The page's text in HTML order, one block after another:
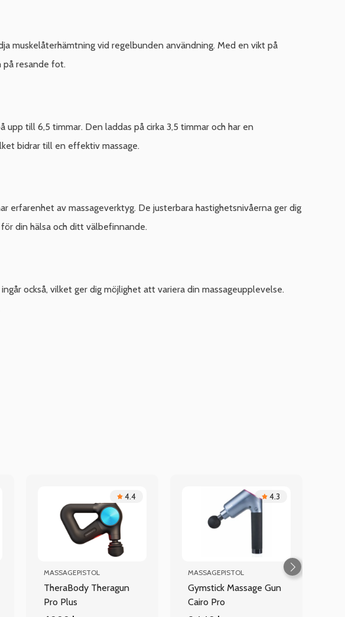
muskelåterhämtning vid regelbunden användning. Med en vikt på
på resande fot.
till 6,5 timmar. Den laddas på cirka 3,5 timmar och har en
bidrar till en effektiv massage.
av massageverktyg. De justerbara hastighetsnivåerna ger dig
din hälsa och ditt välbefinnande.
också, vilket ger dig möjlighet att variera din massageupplevelse.
4.4
MASSAGEPISTOL
TheraBody Theragun
Pro Plus
4.3
MASSAGEPISTOL
Gymstick Massage Gun
Cairo Pro